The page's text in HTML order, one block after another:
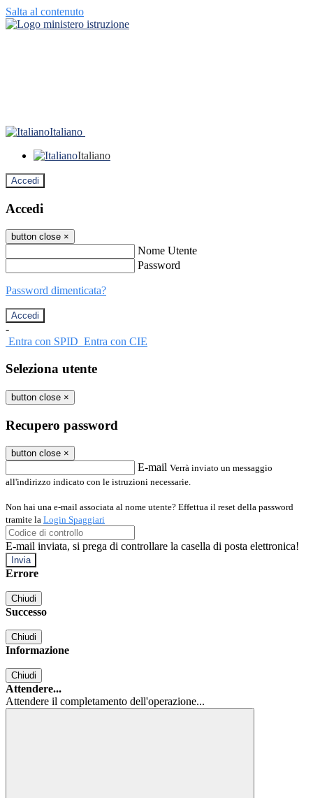
Salta al contenuto
Italiano
Italiano
Accedi
Accedi
button close ×
Nome Utente
Password
Password dimenticata?
-
Entra con SPID Entra con CIE
Seleziona utente
button close ×
Recupero password
button close ×
E-mail Verrà inviato un messaggio
all'indirizzo indicato con le istruzioni necessarie.
Non hai una e-mail associata al nome utente? Effettua il reset della password
tramite la Login Spaggiari
E-mail inviata, si prega di controllare la casella di posta elettronica!
Errore
Chiudi
Successo
Chiudi
Informazione
Chiudi
Attendere...
Attendere il completamento dell'operazione...